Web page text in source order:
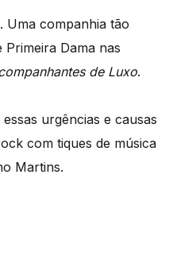
Uma companhia tão
Dama nas
de Luxo.
urgências e causas
com tiques de música
Martins.